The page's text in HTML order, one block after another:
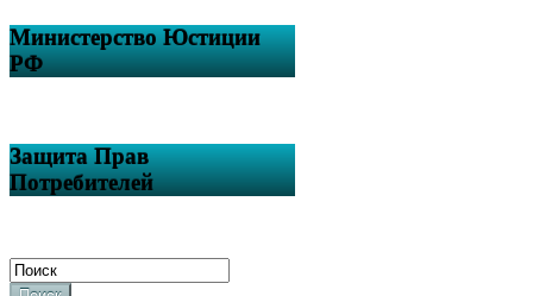
Министерство Юстиции
РФ
Защита Прав
Потребителей